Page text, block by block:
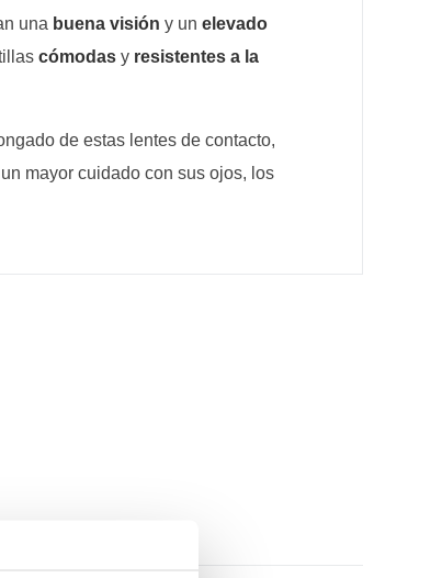
una buena visión y un elevado
cómodas y resistentes a la
de estas lentes de contacto,
mayor cuidado con sus ojos, los